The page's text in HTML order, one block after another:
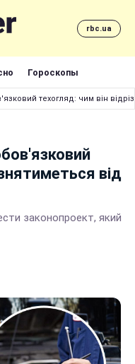
rbc.ua
Гороскопы
техогляд: чим він
від
законопроект, який